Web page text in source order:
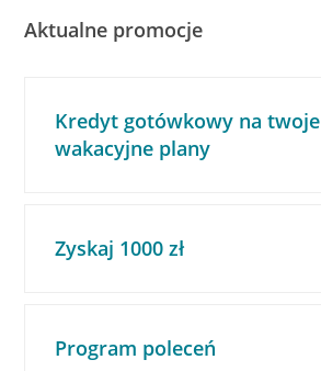
Aktualne promocje
Kredyt gotówkowy na twoje
wakacyjne plany
Zyskaj 1000 zł
Program poleceń